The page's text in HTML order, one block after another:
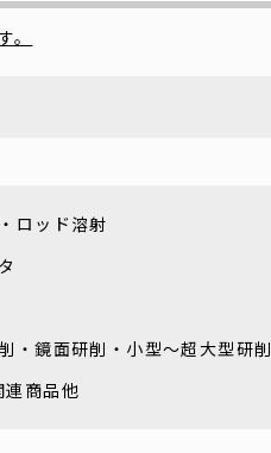
ロッド溶射
・鏡面研削・小型～超大型研削
商品他